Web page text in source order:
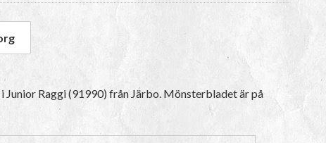
i Junior Raggi (91990) mängd
Junior Raggi (91990) från Järbo. Mönsterbladet är på